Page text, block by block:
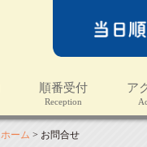
順番受付
Reception
ア
ホーム > お問合せ